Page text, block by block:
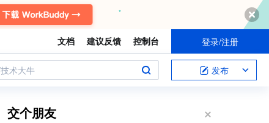
文档 建议反馈 控制台 登录/注册
术大牛 发布
交个朋友